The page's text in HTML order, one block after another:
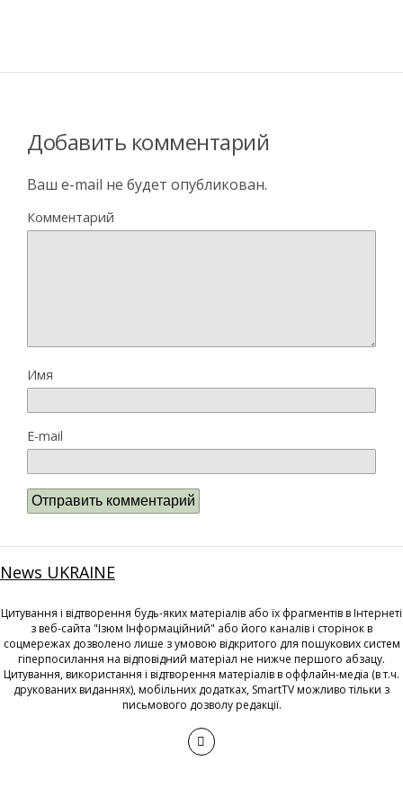
Добавить комментарий
Ваш e-mail не будет опубликован.
Комментарий
Имя
E-mail
News UKRAINE
Цитування і відтворення будь-яких матеріалів або їх фрагментів в Інтернеті
з веб-сайта "Ізюм Інформаційний" або його каналів і сторінок в
соцмережах дозволено лише з умовою відкритого для пошукових систем
гіперпосилання на відповідний матеріал не нижче першого абзацу.
Цитування, використання і відтворення матеріалів в оффлайн-медіа (в т.ч.
друкованих виданнях), мобільних додатках, SmartTV можливо тільки з
письмового дозволу редакції.